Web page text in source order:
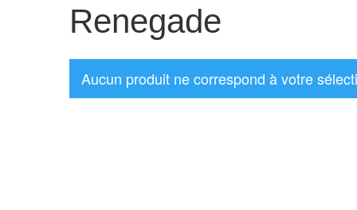
Renegade
Aucun produit ne correspond à votre